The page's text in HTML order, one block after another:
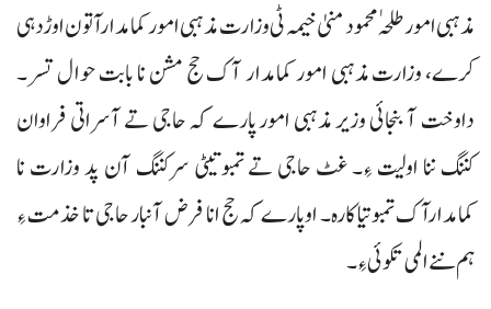
مذہبی امور طلحہٰ محمود منیٰ خیمہ ٹی وزارت مذہبی امور کمامدارآتون اوڑدہی
کرے، وزارت مذہبی امور کمامدار آک حج مشن نا بابت حوال تسر۔
داوخت آ بنجائی وزیر مذہبی امور پارے کہ حاجی تے آسراتی فراوان
کننگ ننا اولیت ءِ۔ غٹ حاجی تے تمبو تیٹی سرکننگ آن پد وزارت نا
کمامدارآک تمبوتیا کارہ۔ اوپارے کہ حج انا فرض آنبار حاجی تا خذمت ءِ
ہم ننے المی تکوئی ءِ۔